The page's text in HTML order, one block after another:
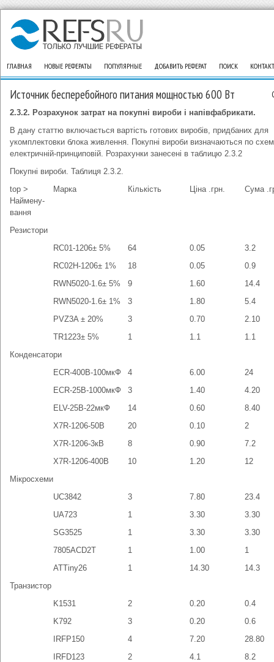
ГЛАВНАЯ НОВЫЕ РЕФЕРАТЫ ПОПУЛЯРНЫЕ ДОБАВИТЬ РЕФЕРАТ ПОИСК
Источник бесперебойного питания мощностью 600 Вт
2.3.2. Розрахунок затрат на покупні вироби і напівфабрикати.
В дану статтю включається вартість готових виробів, придбаних для
укомплектовки блока живлення. Покупні вироби визначаються по
електричній-принциповій. Розрахунки занесені в таблицю 2.3.2
Покупні вироби. Таблиця 2.3.2.
top >
Наймену-
вання
Марка Кількість Ціна .грн. Сума
Резистори
RC01-1206± 5%
64 0.05
3.2
RC02H-1206± 1%
18 0.05
0.9
RWN5020-1.6± 5%
9 1.60
14.4
RWN5020-1.6± 1%
3 1.80
5.4
PVZ3A ± 20%
3 0.70
2.10
TR1223± 5%
1 1.1
1.1
Конденсатори
ECR-400B-100мкФ
4 6.00
24
ECR-25B-1000мкФ
3 1.40
4.20
ELV-25B-22мкФ
14 0.60
8.40
X7R-1206-50B
20 0.10
2
X7R-1206-3кВ
8 0.90
7.2
X7R-1206-400B
10 1.20
12
Мікросхеми
UC3842
3 7.80
23.4
UA723
1 3.30
3.30
SG3525
1 3.30
3.30
7805ACD2T
1 1.00
1
ATTiny26
1 14.30
14.3
Транзистор
K1531
2 0.20
0.4
K792
3 0.20
0.6
IRFP150
4 7.20
28.80
IRFD123
2 4.1
8.2